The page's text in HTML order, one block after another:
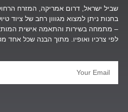
שביל ישראל, דרום אמריקה, המזרח
בחנות ניתן למצוא מגווון רחב של ציוד
– מתמחה בשירות והתאמה אישית
לפי צרכיו ואופיו. מתוך הבנה שכל אחד